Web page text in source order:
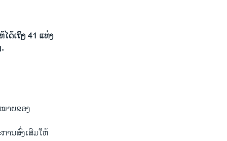
ດ້ເຖິງ 41 ແຫ່ງ
າຍຂອງ
ານສົ່ງເສີມໃຫ້